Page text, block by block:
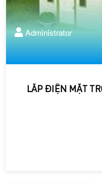
Administrator
LẮP ĐIỆN MẶT